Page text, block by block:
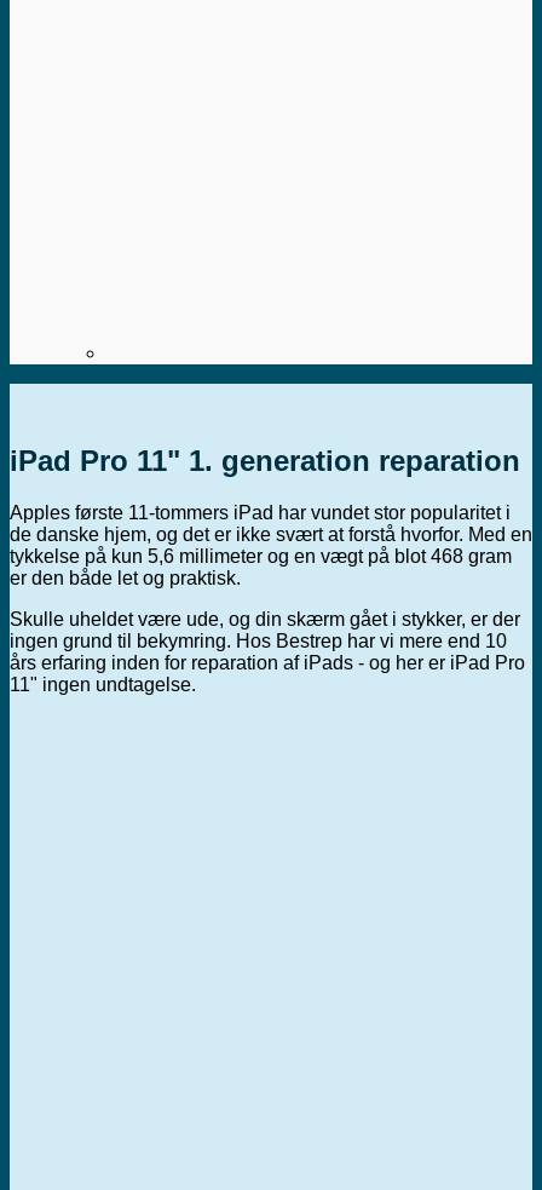
iPad Pro 11" 1. generation reparation
Apples første 11-tommers iPad har vundet stor popularitet i
de danske hjem, og det er ikke svært at forstå hvorfor. Med en
tykkelse på kun 5,6 millimeter og en vægt på blot 468 gram
er den både let og praktisk.
Skulle uheldet være ude, og din skærm gået i stykker, er der
ingen grund til bekymring. Hos Bestrep har vi mere end 10
års erfaring inden for reparation af iPads - og her er iPad Pro
11" ingen undtagelse.